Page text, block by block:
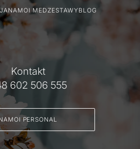
NAMOI MEDZESTAWYBLOG
Kontakt
602 506 555
PERSONAL